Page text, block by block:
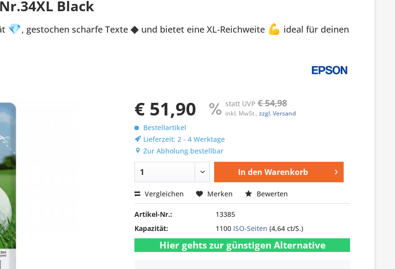
Black
💎, gestochen scharfe Texte ◆ und bietet eine XL-Reichweite 💪 ideal für deinen
€ 51,90 statt UVP€ 54,98
inkl. MwSt.,zzgl. Versand
Bestellartikel
Lieferzeit: 2 - 4 Werktage
Zur Abholung bestellbar
In den Warenkorb
Vergleichen Merken Bewerten
Artikel-Nr.:
13385
Kapazität:
1100 ISO-Seiten (4,64 ct/S.)
Hier gehts zur günstigen Alternative